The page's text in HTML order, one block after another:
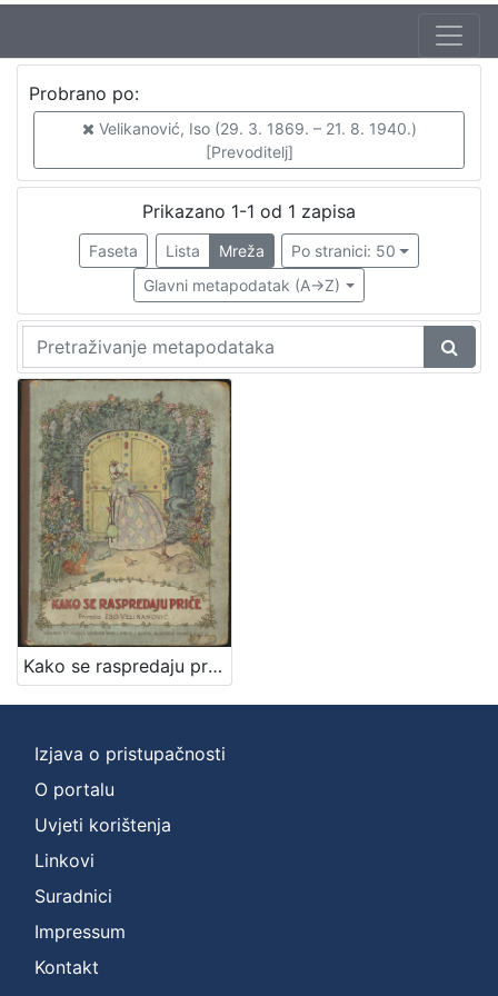
Jezik
hrvatski
Knjige za djecu i mladež
1
Knjige
Probrano po:
Velikanović, Iso (29. 3. 1869. – 21. 8. 1940.)
[Prevoditelj]
Prikazano 1-1 od 1 zapisa
Faseta Lista Mreža
Po stranici: 50
Glavni metapodatak (A->Z)
Kako se raspredaju priče / [od Friede Schanz] ; priredio Iso Velikanović
Izjava o pristupačnosti
O portalu
Uvjeti korištenja
Linkovi
Suradnici
Impressum
Kontakt